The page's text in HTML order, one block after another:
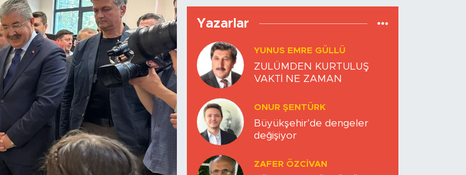
Yazarlar
YUNUS EMRE GÜLLÜ
ZULÜMDEN KURTULUŞ
VAKTİ NE ZAMAN
ONUR ŞENTÜRK
Büyükşehir’de dengeler
değişiyor
ZAFER ÖZCIVAN